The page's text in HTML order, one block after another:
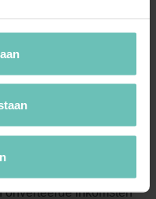
dat de door de man
uit hypothecaire
worden op de
onverteerde inkomsten